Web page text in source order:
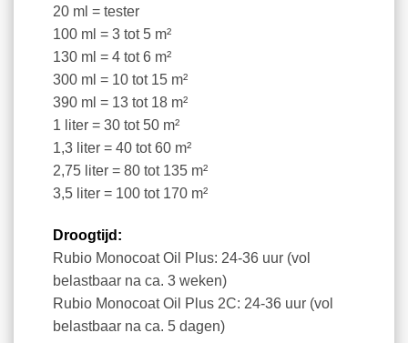
20 ml = tester
100 ml = 3 tot 5 m²
130 ml = 4 tot 6 m²
300 ml = 10 tot 15 m²
390 ml = 13 tot 18 m²
1 liter = 30 tot 50 m²
1,3 liter = 40 tot 60 m²
2,75 liter = 80 tot 135 m²
3,5 liter = 100 tot 170 m²
Droogtijd:
Rubio Monocoat Oil Plus: 24-36 uur (vol
belastbaar na ca. 3 weken)
Rubio Monocoat Oil Plus 2C: 24-36 uur (vol
belastbaar na ca. 5 dagen)